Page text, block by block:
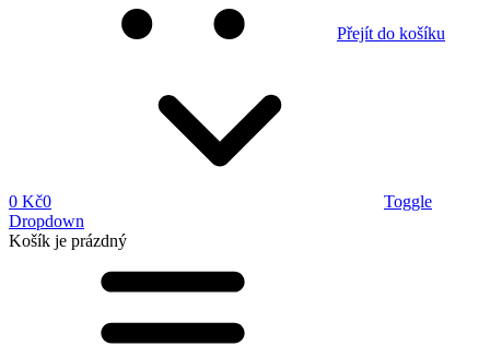
Přejít do košíku
0 Kč0
Toggle
Dropdown
Košík je prázdný